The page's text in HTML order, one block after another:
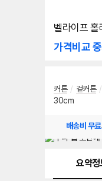
벨라이프
가격비교 중
커튼 / 겉커튼 /
30cm
배송비 무료
요약정